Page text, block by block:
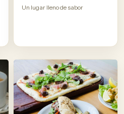
Un lugar lleno de sabor